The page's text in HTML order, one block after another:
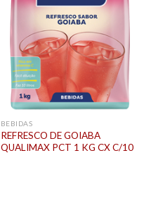
BEBIDAS
REFRESCO DE GOIABA
QUALIMAX PCT 1 KG CX C/10